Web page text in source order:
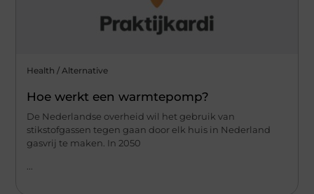
Health / Alternative
Hoe werkt een warmtepomp?
De Nederlandse overheid wil het gebruik van
stikstofgassen tegen gaan door elk huis in Nederland
gasvrij te maken. In 2050